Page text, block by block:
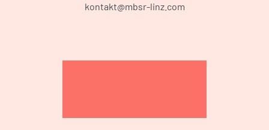
kontakt@mbsr-linz.com